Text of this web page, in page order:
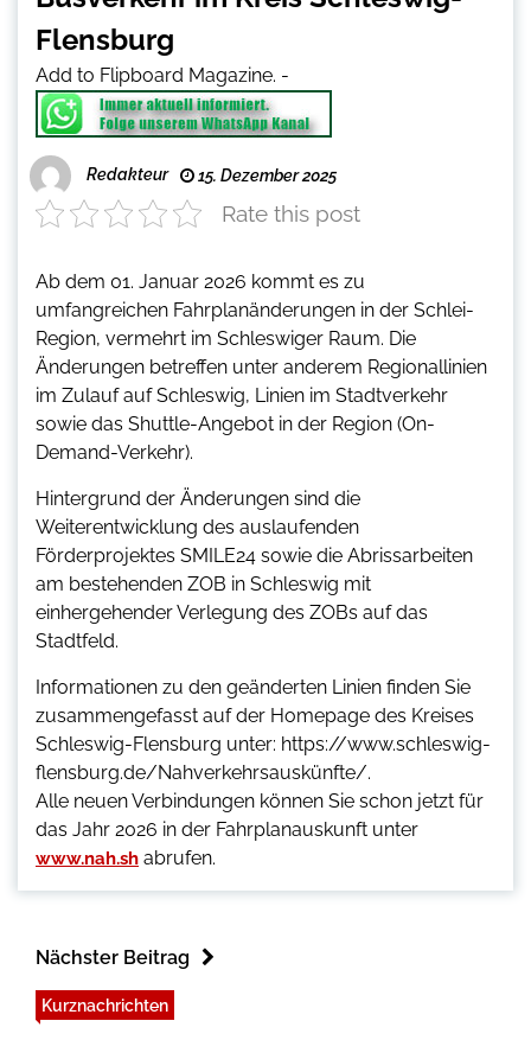
Flensburg
Add to Flipboard Magazine. -
Redakteur 15. Dezember 2025
Rate this post
Ab dem 01. Januar 2026 kommt es zu
umfangreichen Fahrplanänderungen in der Schlei-
Region, vermehrt im Schleswiger Raum. Die
Änderungen betreffen unter anderem Regionallinien
im Zulauf auf Schleswig, Linien im Stadtverkehr
sowie das Shuttle-Angebot in der Region (On-
Demand-Verkehr).
Hintergrund der Änderungen sind die
Weiterentwicklung des auslaufenden
Förderprojektes SMILE24 sowie die Abrissarbeiten
am bestehenden ZOB in Schleswig mit
einhergehender Verlegung des ZOBs auf das
Stadtfeld.
Informationen zu den geänderten Linien finden Sie
zusammengefasst auf der Homepage des Kreises
Schleswig-Flensburg unter: https://www.schleswig-
flensburg.de/Nahverkehrsauskünfte/.
Alle neuen Verbindungen können Sie schon jetzt für
das Jahr 2026 in der Fahrplanauskunft unter
www.nah.sh abrufen.
Nächster Beitrag
Kurznachrichten